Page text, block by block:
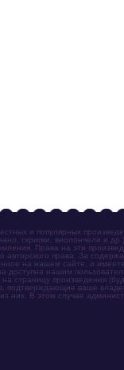
и популярных
скрипки, виолончели и
Права на эти
авторского права. За
на нашем сайте, и имеете
доступна нашим
страницу произведения
подтверждающие ваше
них. В этом случае